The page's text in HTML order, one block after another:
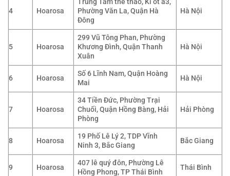
4 Hoarosa
Phường Văn La, Quận Hà
Đông
Hà Nội
5 Hoarosa
299 Vũ Tông Phan, Phường
Khương Đình, Quận Thanh
Xuân
Hà Nội
6 Hoarosa
Số 6 Lĩnh Nam, Quận Hoàng
Mai
Hà Nội
7 Hoarosa
34 Tiền Đức, Phường Trại
Chuối, Quận Hồng Bàng, Hải
Phòng
Hải Phòng
8 Hoarosa
19 Phố Lê Lý 2, TDP Vĩnh
Ninh 3, Bắc Giang
Bắc Giang
9 Hoarosa
407 lê quý đôn, Phường Lê
Hồng Phong, TP Thái Bình
Thái Bình